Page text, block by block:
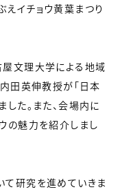
イチョウ黄葉まつり
文理大学による地域
内田英伸教授が「日本
した。また、会場内に
の魅力を紹介しまし
研究を進めていきま